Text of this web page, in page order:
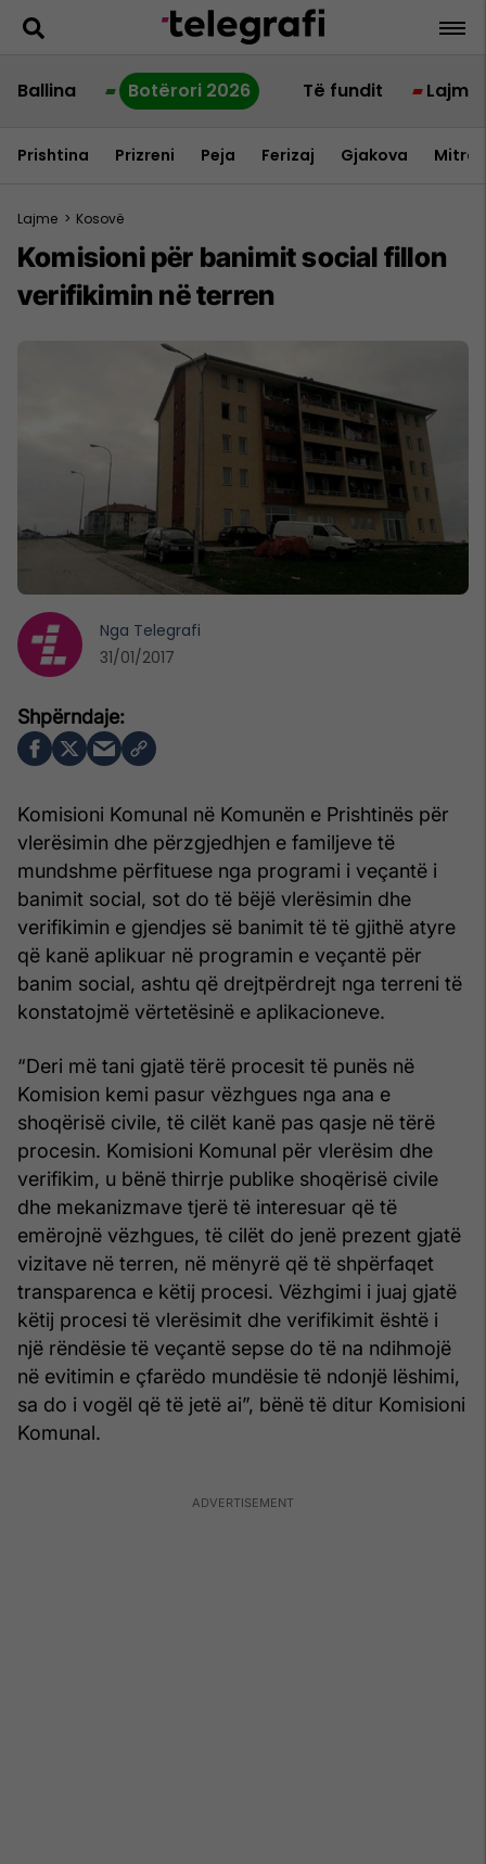
Ballina Botërori 2026 Të fundit Lajme
Prishtina Prizreni Peja Ferizaj Gjakova
Lajme > Kosovë
Komisioni për banimit social fillon
verifikimin në terren
Komisioni Komunal në Komunën e Prishtinës për
vlerësimin dhe përzgjedhjen e familjeve të
mundshme përfituese nga programi i veçantë i
banimit social, sot do të bëjë vlerësimin dhe
verifikimin e gjendjes së banimit të të gjithë atyre
që kanë aplikuar në programin e veçantë për
banim social, ashtu që drejtpërdrejt nga terreni të
konstatojmë vërtetësinë e aplikacioneve.
“Deri më tani gjatë tërë procesit të punës në
Komision kemi pasur vëzhgues nga ana e
shoqërisë civile, të cilët kanë pas qasje në tërë
procesin. Komisioni Komunal për vlerësim dhe
verifikim, u bënë thirrje publike shoqërisë civile
dhe mekanizmave tjerë të interesuar që të
emërojnë vëzhgues, të cilët do jenë prezent gjatë
vizitave në terren, në mënyrë që të shpërfaqet
transparenca e këtij procesi. Vëzhgimi i juaj gjatë
këtij procesi të vlerësimit dhe verifikimit është i
një rëndësie të veçantë sepse do të na ndihmojë
në evitimin e çfarëdo mundësie të ndonjë lëshimi,
sa do i vogël që të jetë ai”, bënë të ditur Komisioni
Komunal.
Nga Telegrafi
31/01/2017